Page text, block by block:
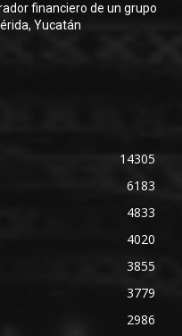
financiero de un grupo
Yucatán
14305
6183
4833
4020
3855
3779
2986